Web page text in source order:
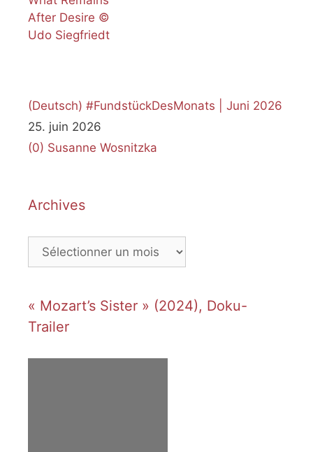
(Deutsch) #FundstückDesMonats | Juni 2026
25. juin 2026
(0) Susanne Wosnitzka
Archives
Archives
« Mozart’s Sister » (2024), Doku-
Trailer